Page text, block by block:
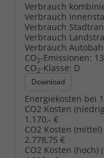
Verbrauch
Verbrauch
Verbrauch
Verbrauch
Verbrauch
CO2-Emissionen:
CO2-Klasse: D
Download
Energiekosten bei
CO2 Kosten
1.170,- €
CO2 Kosten (mittel)
2.778,75 €
CO2 Kosten (hoch)